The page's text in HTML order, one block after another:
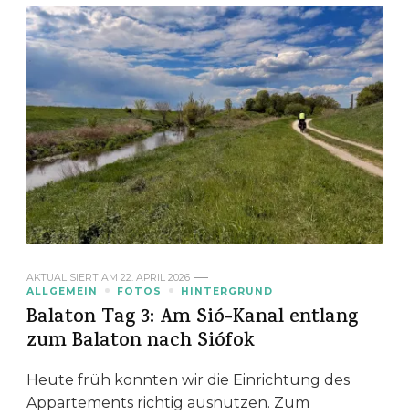
AKTUALISIERT AM 22. APRIL 2026
ALLGEMEIN
FOTOS HINTERGRUND
Balaton Tag 3: Am Sió-Kanal entlang
zum Balaton nach Siófok
Heute früh konnten wir die Einrichtung des
Appartements richtig ausnutzen. Zum